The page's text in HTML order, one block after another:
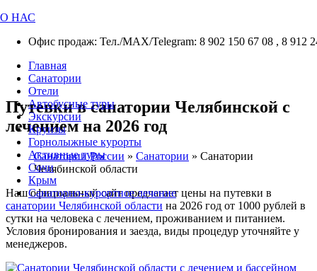
О НАС
Офис продаж: Тел./МАХ/Telegram: 8 902 150 67 08 , 8 912
Главная
Санатории
Отели
Автобусные туры
Экскурсии
Круизы
Горнолыжные курорты
Активные туры
Сочи
Крым
Санаторно-курортное лечение
Путевки в санатории Челябинской с
лечением на 2026 год
Санатории России » Санатории » Санатории
Челябинской области
Наш официальный сайт предлагает цены на путевки в
санатории Челябинской области на 2026 год от 1000 рублей в
сутки на человека с лечением, проживанием и питанием.
Условия бронирования и заезда, виды процедур уточняйте у
менеджеров.